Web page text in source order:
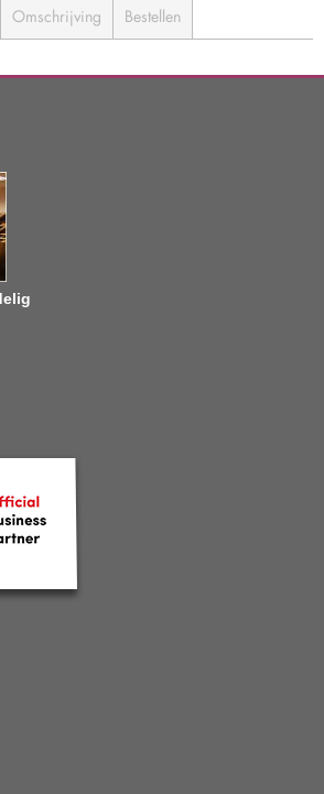
Omschrijving Bestellen